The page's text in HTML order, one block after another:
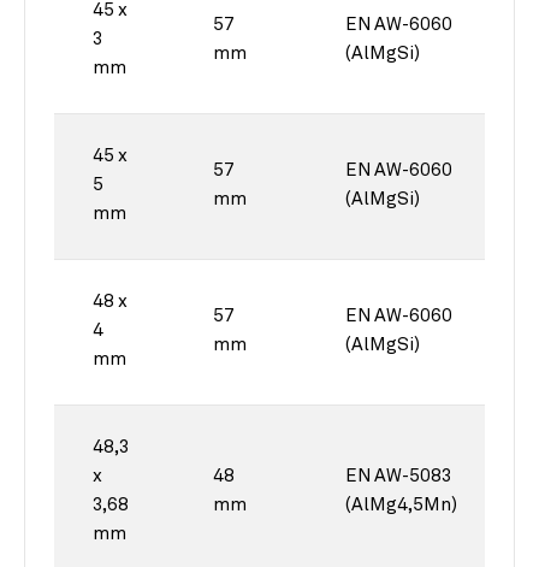
45 x
3
mm
57
mm
EN AW-6060
(AlMgSi)
45 x
5
mm
57
mm
EN AW-6060
(AlMgSi)
48 x
4
mm
57
mm
EN AW-6060
(AlMgSi)
48,3
x
3,68
mm
48
mm
EN AW-5083
(AlMg4,5Mn)